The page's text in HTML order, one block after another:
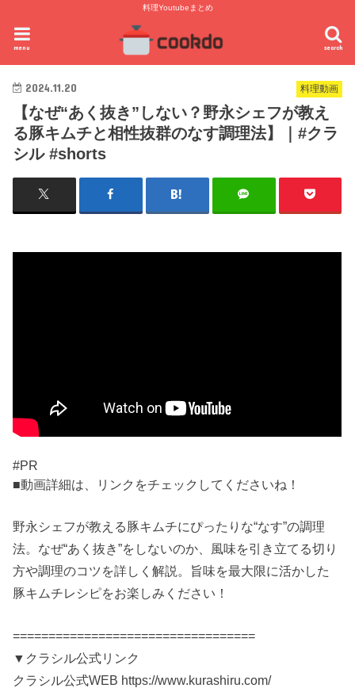
料理Youtubeまとめ
search
menu
料理動画
2024.11.20
【なぜ“あく抜き”しない？野永シェフが教え
る豚キムチと相性抜群のなす調理法】｜#クラ
シル #shorts
#PR
■動画詳細は、リンクをチェックしてくださいね！
野永シェフが教える豚キムチにぴったりな“なす”の調理
法。なぜ“あく抜き”をしないのか、風味を引き立てる切り
方や調理のコツを詳しく解説。旨味を最大限に活かした
豚キムチレシピをお楽しみください！
==================================
▼クラシル公式リンク
クラシル公式WEB https://www.kurashiru.com/